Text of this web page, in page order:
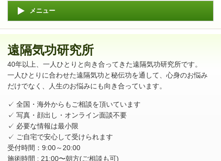
メニュー
遠隔気功研究所
40年以上、一人ひとりと向き合ってきた遠隔気功研究所です。
一人ひとりに合わせた遠隔気功と秘伝功を通して、心身のお悩み
だけでなく、人生のお悩みにも向き合っています。
✓ 全国・海外からもご相談を頂いています
✓ 写真・顔出し・オンライン面談不要
✓ 必要な情報は最小限
✓ ご自宅で安心して受けられます
受付時間：9:00～20:00
施術時間 : 21:00〜朝方(ご相談も可)